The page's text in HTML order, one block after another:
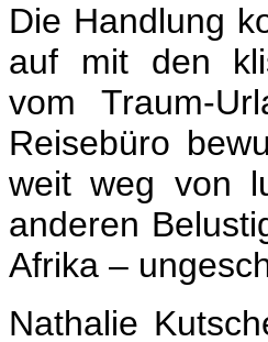
Die Handlung
auf mit den
vom Traum-
Reisebüro
weit weg von
anderen
Afrika –
Nathalie